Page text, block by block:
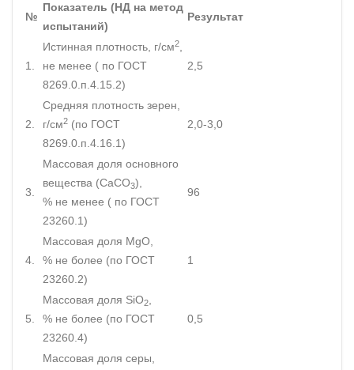
№
Показатель (НД на метод
испытаний)
Результат
1.
Истинная плотность, г/см2
не менее ( по ГОСТ
8269.0.п.4.15.2)
2,5
2.
Средняя плотность зерен,
г/см2 (по ГОСТ
8269.0.п.4.16.1)
2,0-3,0
3.
Массовая доля основного
вещества (CaCО3),
% не менее ( по ГОСТ
23260.1)
96
4.
Массовая доля MgO,
% не более (по ГОСТ
23260.2)
1
5.
Массовая доля SiO2
% не более (по ГОСТ
23260.4)
0,5
Массовая доля серы,